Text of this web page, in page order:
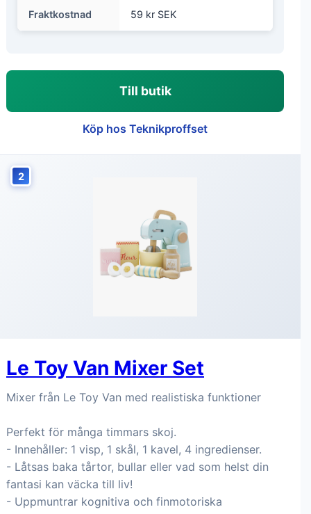
Fraktkostnad 59 kr SEK
Till butik
Köp hos Teknikproffset
2
Le Toy Van Mixer Set
Mixer från Le Toy Van med realistiska funktioner
Perfekt för många timmars skoj.
- Innehåller: 1 visp, 1 skål, 1 kavel, 4 ingredienser.
- Låtsas baka tårtor, bullar eller vad som helst din
fantasi kan väcka till liv!
- Uppmuntrar kognitiva och finmotoriska